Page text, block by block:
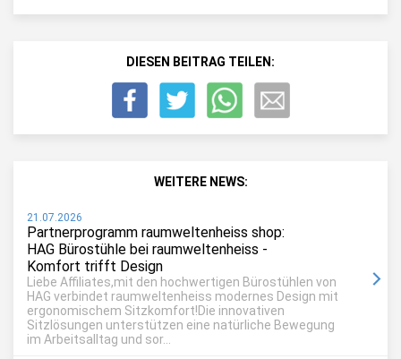
DIESEN BEITRAG TEILEN:
WEITERE NEWS:
21.07.2026
Partnerprogramm raumweltenheiss shop:
HAG Bürostühle bei raumweltenheiss -
Komfort trifft Design
Liebe Affiliates,mit den hochwertigen Bürostühlen von
HAG verbindet raumweltenheiss modernes Design mit
ergonomischem Sitzkomfort!Die innovativen
Sitzlösungen unterstützen eine natürliche Bewegung
im Arbeitsalltag und sor...